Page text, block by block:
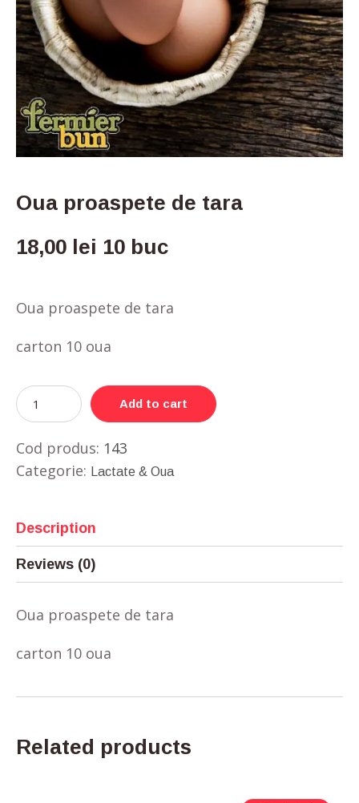
Oua proaspete de tara
18,00 lei 10 buc
Oua proaspete de tara
carton 10 oua
Add to cart
Cod produs: 143
Categorie:
Lactate & Oua
Description
Reviews (0)
Oua proaspete de tara
carton 10 oua
Related products